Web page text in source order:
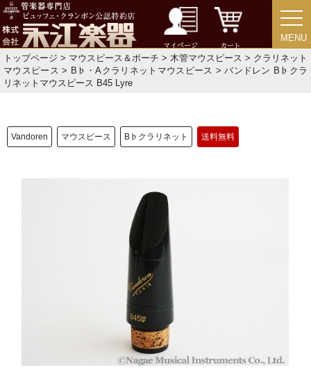
マイページ カート
MENU
MENU
トップページ > マウスピース＆ポーチ > 木管マウスピース > クラリネット
マウスピース > B♭・Aクラリネットマウスピース > バンドレン B♭クラ
リネットマウスピース B45 Lyre
Vandoren マウスピース B♭クラリネット 送料無料